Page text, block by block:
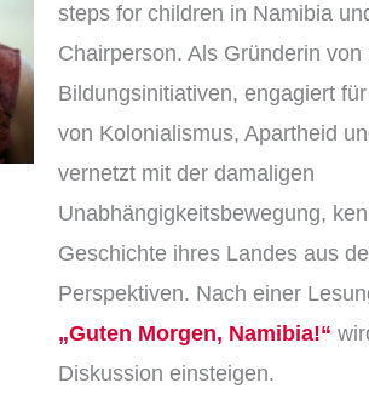
steps for children in Namibia
Chairperson. Als Gründerin von
Bildungsinitiativen, engagiert
von Kolonialismus, Apartheid
vernetzt mit der damaligen
Unabhängigkeitsbewegung,
Geschichte ihres Landes aus
Perspektiven. Nach einer
„Guten Morgen, Namibia!“
Diskussion einsteigen.